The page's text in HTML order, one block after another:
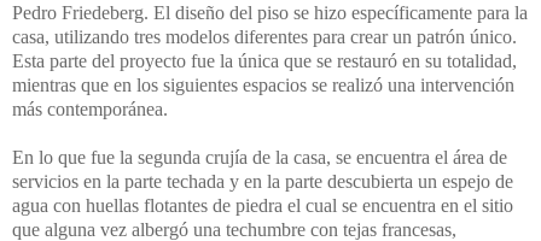
Pedro Friedeberg. El diseño del piso se hizo específicamente para la
casa, utilizando tres modelos diferentes para crear un patrón único.
Esta parte del proyecto fue la única que se restauró en su totalidad,
mientras que en los siguientes espacios se realizó una intervención
más contemporánea.
En lo que fue la segunda crujía de la casa, se encuentra el área de
servicios en la parte techada y en la parte descubierta un espejo de
agua con huellas flotantes de piedra el cual se encuentra en el sitio
que alguna vez albergó una techumbre con tejas francesas,